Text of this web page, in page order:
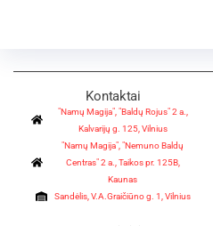
Kontaktai
"Namų Magija", "Baldų Rojus" 2 a.,
Kalvarijų g. 125, Vilnius
"Namų Magija", "Nemuno Baldų
Centras" 2 a., Taikos pr. 125B,
Kaunas
Sandėlis, V.A.Graičiūno g. 1, Vilnius